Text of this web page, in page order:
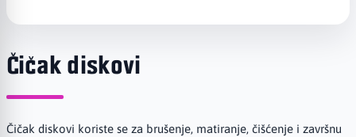
Čičak diskovi
Čičak diskovi koriste se za brušenje, matiranje, čišćenje i završnu